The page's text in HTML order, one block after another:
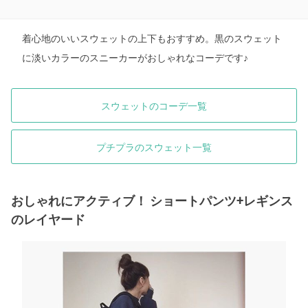
着心地のいいスウェットの上下もおすすめ。黒のスウェット
に淡いカラーのスニーカーがおしゃれなコーデです♪
スウェットのコーデ一覧
プチプラのスウェット一覧
おしゃれにアクティブ！ ショートパンツ+レギンス
のレイヤード